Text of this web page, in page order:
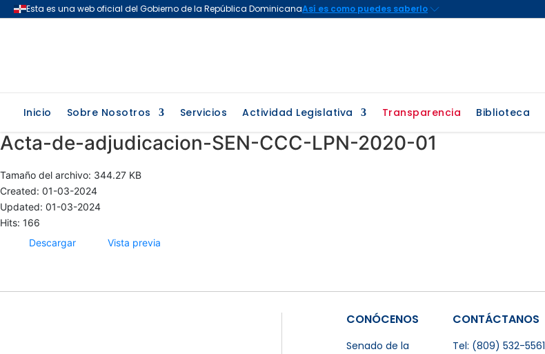
Inicio Sobre Nosotros Servicios Actividad Legislativa Transparencia Biblioteca
Acta-de-adjudicacion-SEN-CCC-LPN-2020-01
Tamaño del archivo: 344.27 KB
Created: 01-03-2024
Updated: 01-03-2024
Hits: 166
Descargar
Vista previa
CONÓCENOS
Senado de la
CONTÁCTANOS
Tel: (809) 532-5561